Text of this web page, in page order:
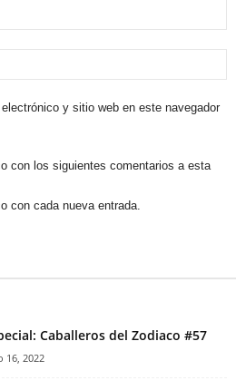
y sitio web en este navegador
con los siguientes comentarios a esta
con cada nueva entrada.
Caballeros del Zodiaco #57
16, 2022